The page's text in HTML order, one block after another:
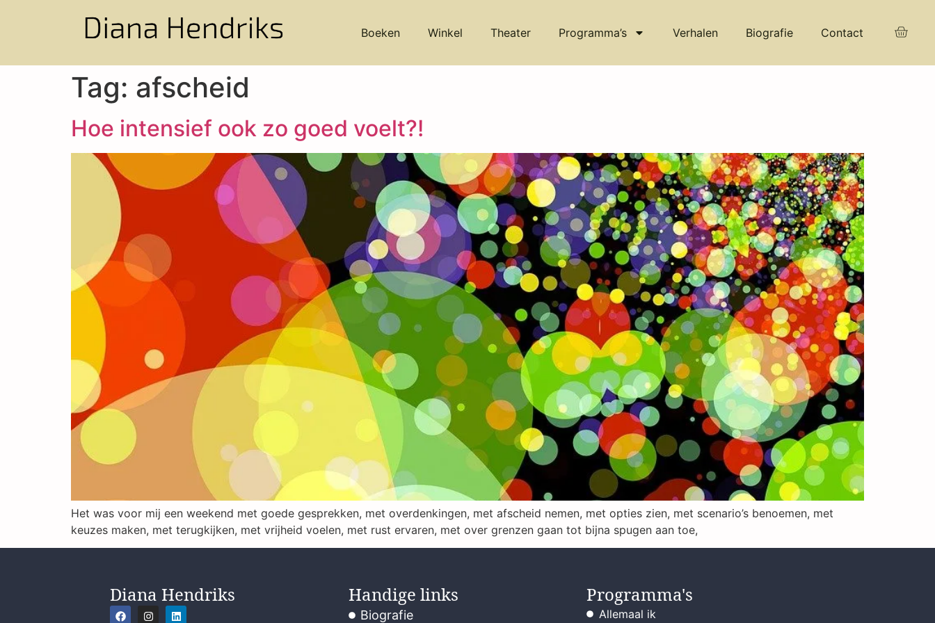
Boeken Winkel Theater Programma’s Verhalen Biografie Contact
Tag: afscheid
Hoe intensief ook zo goed voelt?!
Het was voor mij een weekend met goede gesprekken, met overdenkingen, met afscheid nemen, met opties zien, met scenario’s benoemen, met
keuzes maken, met terugkijken, met vrijheid voelen, met rust ervaren, met over grenzen gaan tot bijna spugen aan toe,
Diana Hendriks Handige links
Biografie
Programma's
Allemaal ik